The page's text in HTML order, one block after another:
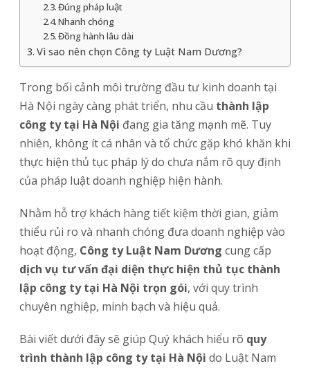
Đúng pháp luật
Nhanh chóng
Đồng hành lâu dài
Vì sao nên chọn Công ty Luật Nam Dương?
Trong bối cảnh môi trường đầu tư kinh doanh tại
Hà Nội ngày càng phát triển, nhu cầu thành lập
công ty tại Hà Nội đang gia tăng mạnh mẽ. Tuy
nhiên, không ít cá nhân và tổ chức gặp khó khăn khi
thực hiện thủ tục pháp lý do chưa nắm rõ quy định
của pháp luật doanh nghiệp hiện hành.
Nhằm hỗ trợ khách hàng tiết kiệm thời gian, giảm
thiểu rủi ro và nhanh chóng đưa doanh nghiệp vào
hoạt động, Công ty Luật Nam Dương cung cấp
dịch vụ tư vấn đại diện thực hiện thủ tục thành
lập công ty tại Hà Nội trọn gói, với quy trình
chuyên nghiệp, minh bạch và hiệu quả.
Bài viết dưới đây sẽ giúp Quý khách hiểu rõ quy
trình thành lập công ty tại Hà Nội do Luật Nam